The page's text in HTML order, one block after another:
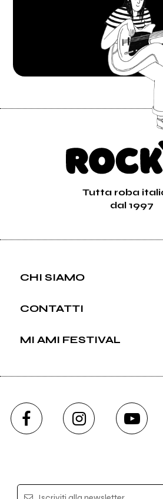
Tutta roba
dal 1997
CHI SIAMO
CONTATTI
MI AMI FESTIVAL